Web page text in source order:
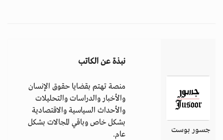
جسور بوست
نبذة عن الكاتب
منصة تهتم بقضايا حقوق الإنسان
والأخبار والدراسات والتحليلات
والأحداث السياسية والاقتصادية
بشكل خاص وباقي المجالات بشكل
عام.